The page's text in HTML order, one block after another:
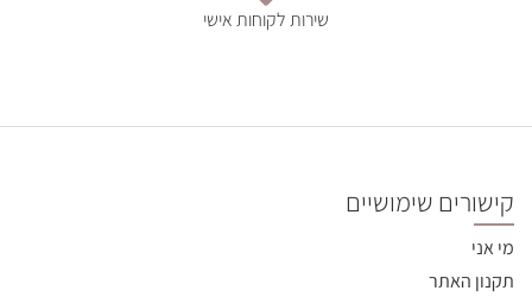
שירות לקוחות אישי
קישורים שימושיים
מי אני
תקנון האתר